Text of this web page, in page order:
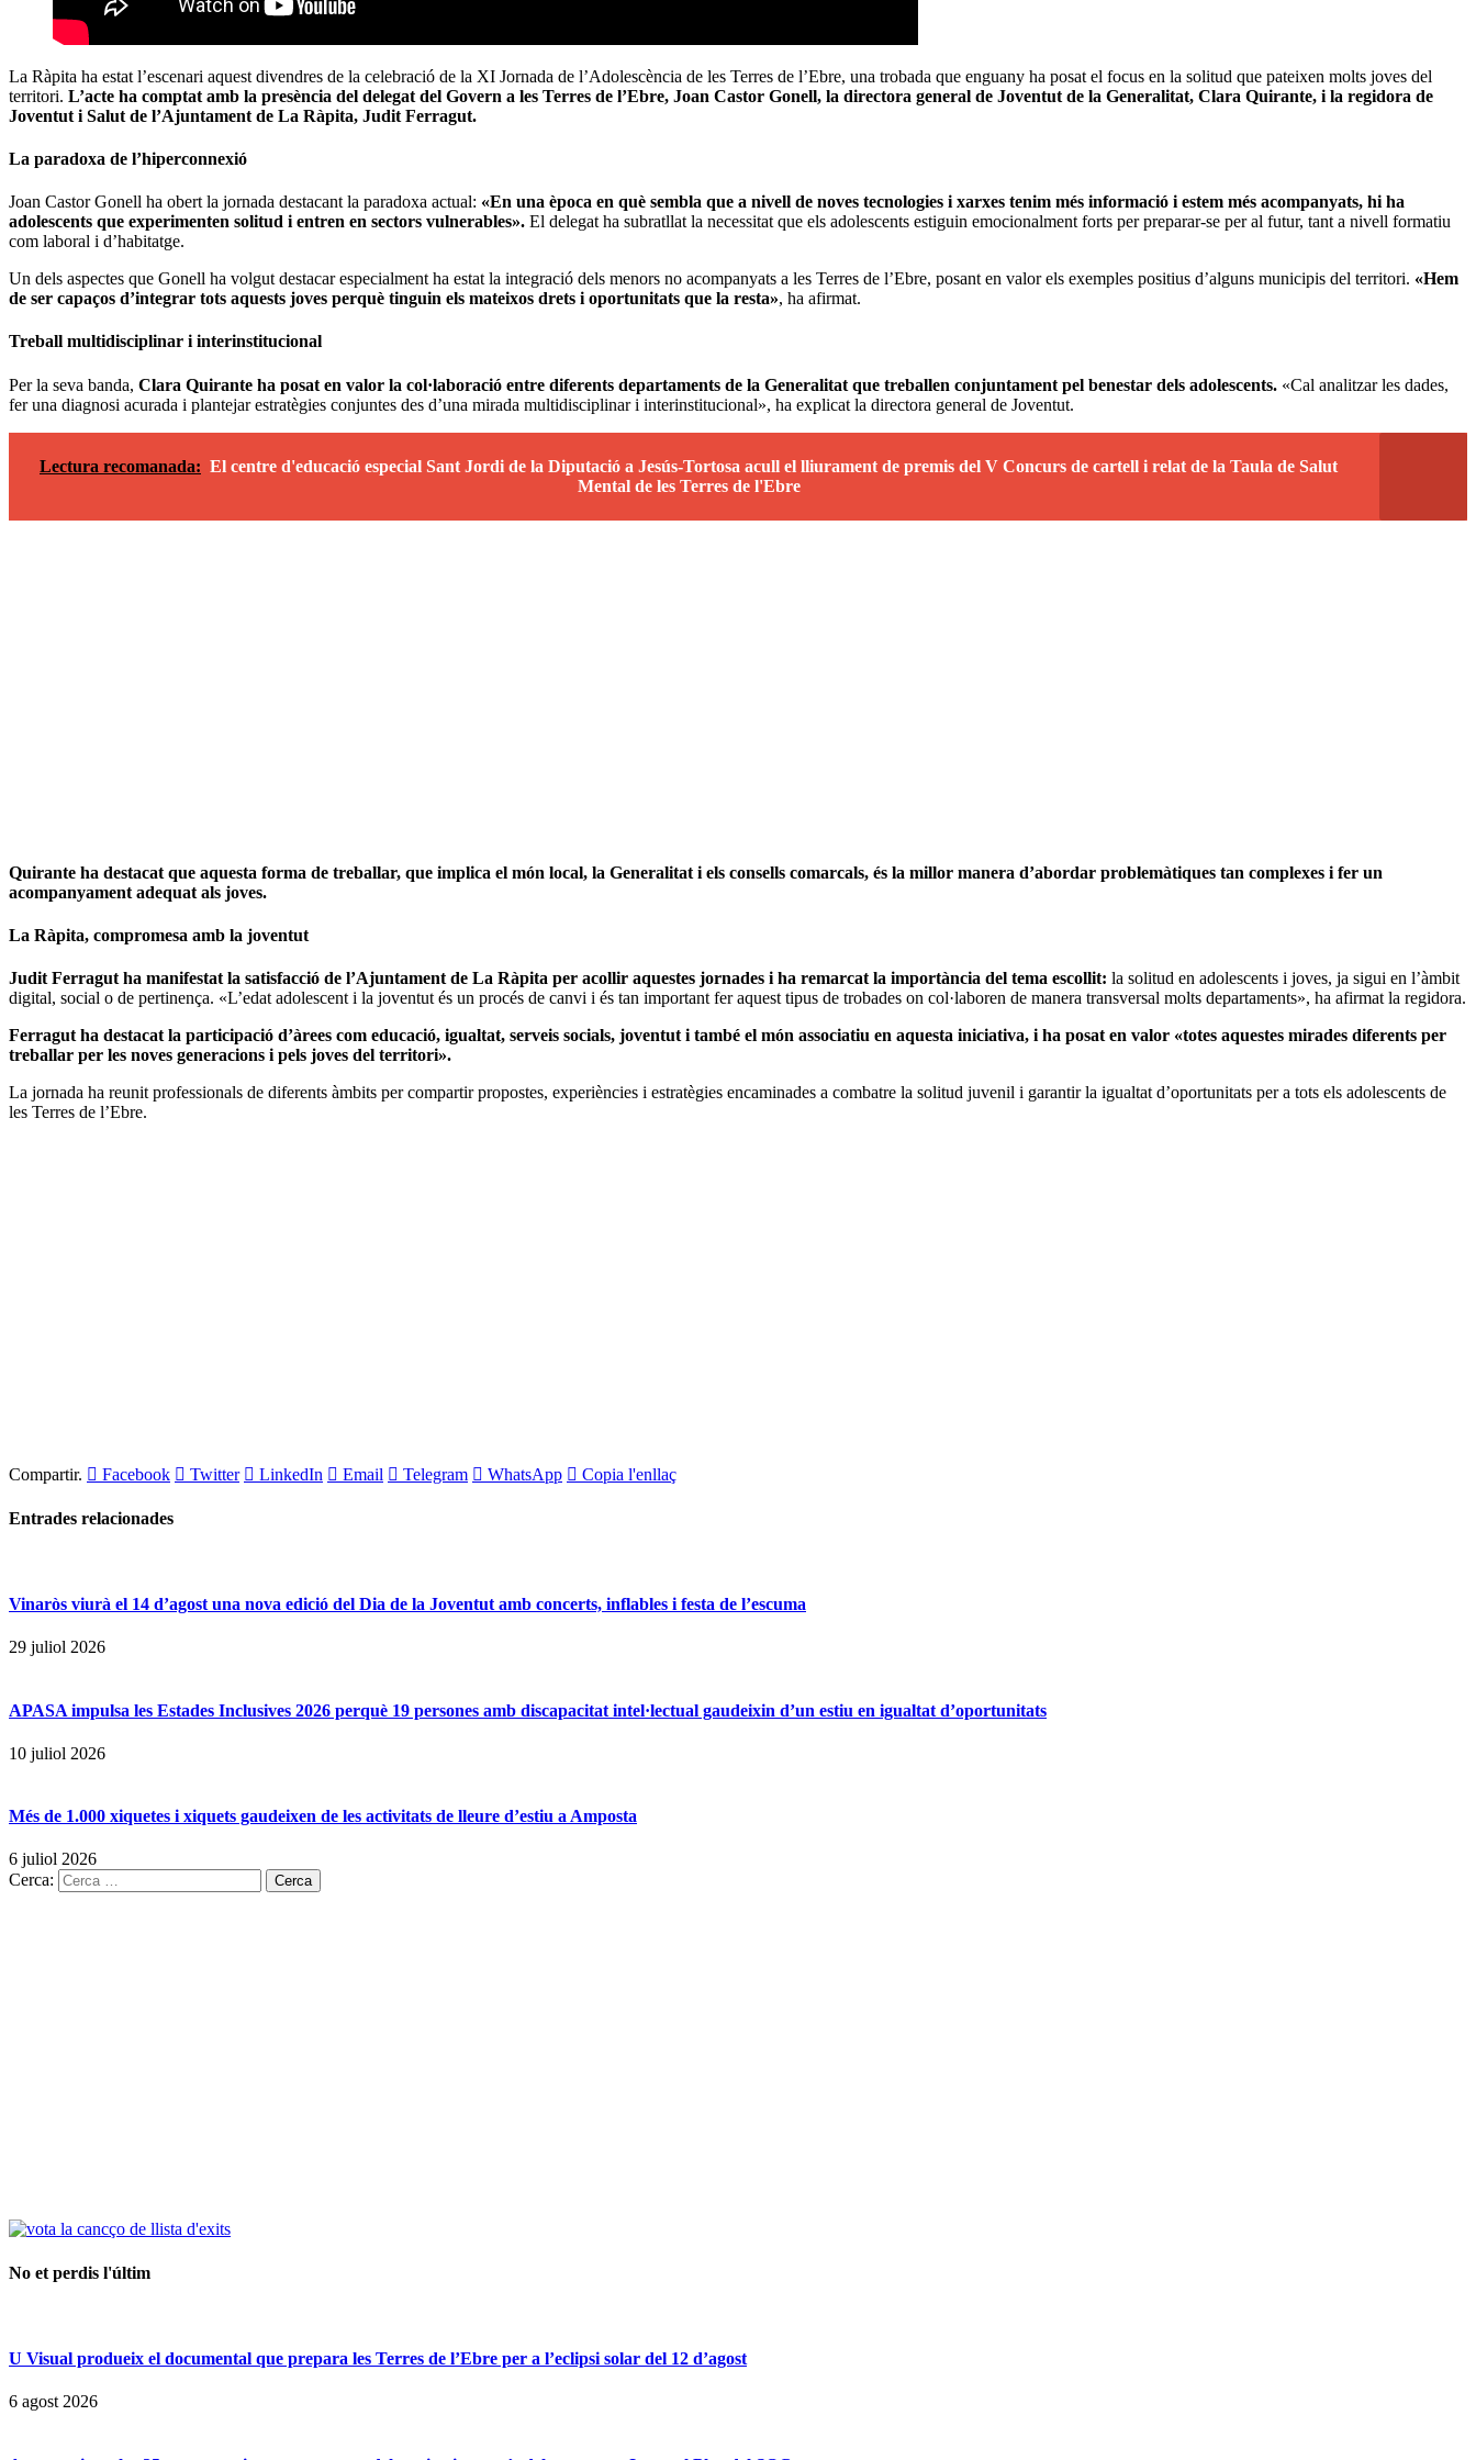
La Ràpita ha estat l’escenari aquest divendres de la celebració de la XI Jornada de l’Adolescència de les Terres de l’Ebre, una trobada que enguany ha posat el focus en la solitud que pateixen molts joves del
territori. L’acte ha comptat amb la presència del delegat del Govern a les Terres de l’Ebre, Joan Castor Gonell, la directora general de Joventut de la Generalitat, Clara Quirante, i la regidora de
Joventut i Salut de l’Ajuntament de La Ràpita, Judit Ferragut.
La paradoxa de l’hiperconnexió
Joan Castor Gonell ha obert la jornada destacant la paradoxa actual: «En una època en què sembla que a nivell de noves tecnologies i xarxes tenim més informació i estem més acompanyats, hi ha
adolescents que experimenten solitud i entren en sectors vulnerables». El delegat ha subratllat la necessitat que els adolescents estiguin emocionalment forts per preparar-se per al futur, tant a nivell formatiu
com laboral i d’habitatge.
Un dels aspectes que Gonell ha volgut destacar especialment ha estat la integració dels menors no acompanyats a les Terres de l’Ebre, posant en valor els exemples positius d’alguns municipis del territori. «Hem
de ser capaços d’integrar tots aquests joves perquè tinguin els mateixos drets i oportunitats que la resta», ha afirmat.
Treball multidisciplinar i interinstitucional
Per la seva banda, Clara Quirante ha posat en valor la col·laboració entre diferents departaments de la Generalitat que treballen conjuntament pel benestar dels adolescents. «Cal analitzar les dades,
fer una diagnosi acurada i plantejar estratègies conjuntes des d’una mirada multidisciplinar i interinstitucional», ha explicat la directora general de Joventut.
Lectura recomanada: El centre d'educació especial Sant Jordi de la Diputació a Jesús-Tortosa acull el lliurament de premis del V Concurs de cartell i relat de la Taula de Salut
Mental de les Terres de l'Ebre
Quirante ha destacat que aquesta forma de treballar, que implica el món local, la Generalitat i els consells comarcals, és la millor manera d’abordar problemàtiques tan complexes i fer un
acompanyament adequat als joves.
La Ràpita, compromesa amb la joventut
Judit Ferragut ha manifestat la satisfacció de l’Ajuntament de La Ràpita per acollir aquestes jornades i ha remarcat la importància del tema escollit: la solitud en adolescents i joves, ja sigui en l’àmbit
digital, social o de pertinença. «L’edat adolescent i la joventut és un procés de canvi i és tan important fer aquest tipus de trobades on col·laboren de manera transversal molts departaments», ha afirmat la regidora.
Ferragut ha destacat la participació d’àrees com educació, igualtat, serveis socials, joventut i també el món associatiu en aquesta iniciativa, i ha posat en valor «totes aquestes mirades diferents per
treballar per les noves generacions i pels joves del territori».
La jornada ha reunit professionals de diferents àmbits per compartir propostes, experiències i estratègies encaminades a combatre la solitud juvenil i garantir la igualtat d’oportunitats per a tots els adolescents de
les Terres de l’Ebre.
Compartir. Facebook Twitter LinkedIn Email Telegram WhatsApp Copia l'enllaç
Entrades relacionades
Vinaròs viurà el 14 d’agost una nova edició del Dia de la Joventut amb concerts, inflables i festa de l’escuma
29 juliol 2026
APASA impulsa les Estades Inclusives 2026 perquè 19 persones amb discapacitat intel·lectual gaudeixin d’un estiu en igualtat d’oportunitats
10 juliol 2026
Més de 1.000 xiquetes i xiquets gaudeixen de les activitats de lleure d’estiu a Amposta
6 juliol 2026
Cerca:
No et perdis l'últim
U Visual produeix el documental que prepara les Terres de l’Ebre per a l’eclipsi solar del 12 d’agost
6 agost 2026